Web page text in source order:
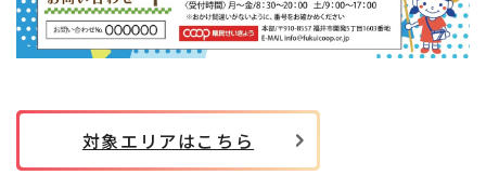
対象エリアはこちら